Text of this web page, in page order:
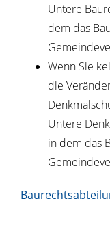
Untere
dem das
Wenn Sie
die
Untere
in dem das